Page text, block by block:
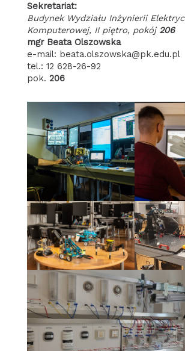
Sekretariat:
Budynek Wydziału Inżynierii
Komputerowej, II piętro, pokój 206
mgr Beata Olszowska
e-mail: beata.olszowska@pk.edu.pl
tel.: 12 628-26-92
pok. 206